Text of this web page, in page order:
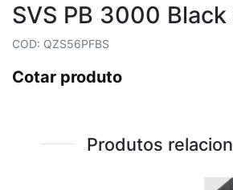
SVS PB 3000 Black
COD: QZS56PFBS
Cotar produto
Produtos